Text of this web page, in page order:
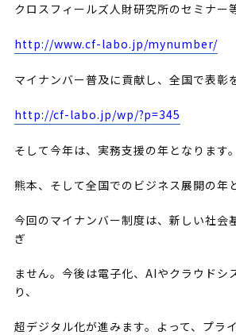
クロスフィールズ人財研究所のセミナー
http://www.cf-labo.jp/mynumber/
マイナンバー普及に貢献し、全国で表彰
http://cf-labo.jp/wp/?p=345
そして今年は、実務支援の年となります。
熊本、そして全国でのビジネス展開の年
今回のマイナンバー制度は、新しい社会
ぎ
ません。今後は電子化、AIやクラウドシ
り、
超デジタル化が進みます。よって、プラ